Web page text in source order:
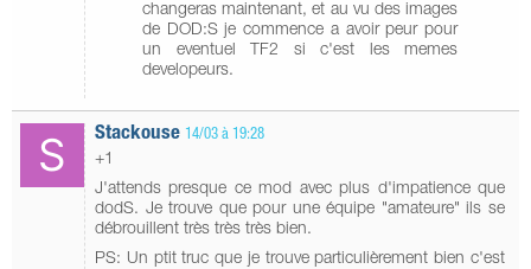
changeras maintenant, et au vu des images
de DOD:S je commence a avoir peur pour
un eventuel TF2 si c'est les memes
developeurs.
Stackouse 14/03 à 19:28
+1
J'attends presque ce mod avec plus d'impatience que
dodS. Je trouve que pour une équipe "amateure" ils se
débrouillent très très très bien.
PS: Un ptit truc que je trouve particulièrement bien c'est